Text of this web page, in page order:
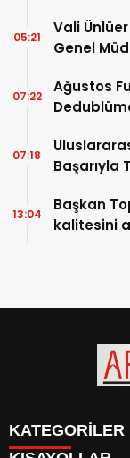
Vali
Genel
05:21
Ağustos
07:22
Başarıyla
07:18
Başkan
kalitesini
13:04
KATEGORİLER